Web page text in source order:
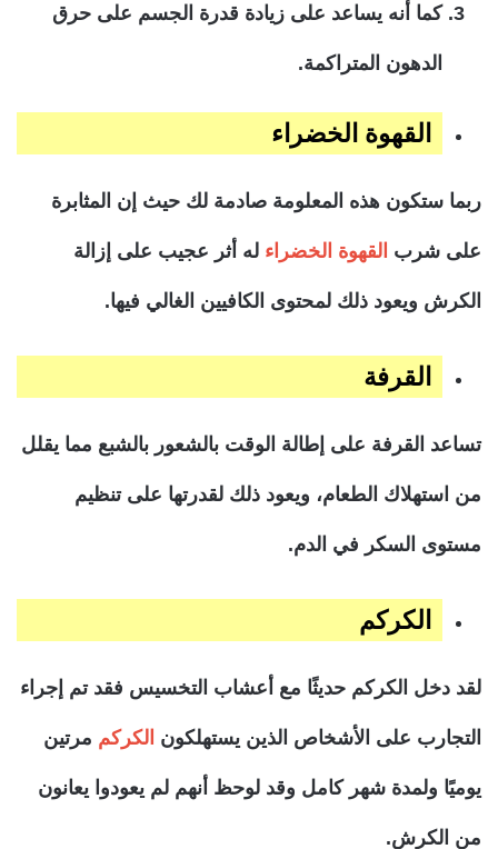
كما أنه يساعد على زيادة قدرة الجسم على حرق
الدهون المتراكمة.
القهوة الخضراء
ربما ستكون هذه المعلومة صادمة لك حيث إن المثابرة
على شرب القهوة الخضراء له أثر عجيب على إزالة
الكرش ويعود ذلك لمحتوى الكافيين الغالي فيها.
القرفة
تساعد القرفة على إطالة الوقت بالشعور بالشبع مما يقلل
من استهلاك الطعام، ويعود ذلك لقدرتها على تنظيم
مستوى السكر في الدم.
الكركم
لقد دخل الكركم حديثًا مع أعشاب التخسيس فقد تم إجراء
التجارب على الأشخاص الذين يستهلكون الكركم مرتين
يوميًا ولمدة شهر كامل وقد لوحظ أنهم لم يعودوا يعانون
من الكرش.